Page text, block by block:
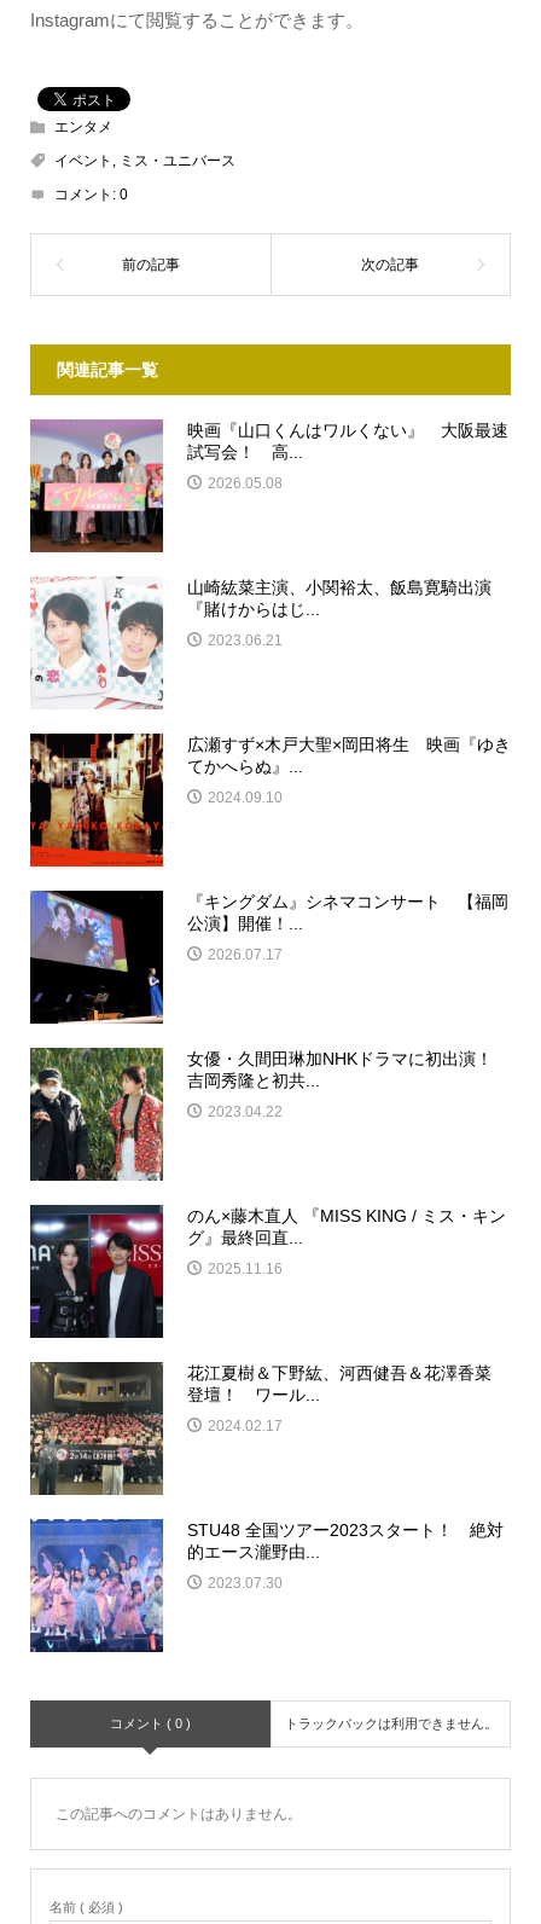
Instagramにて閲覧することができます。
エンタメ
イベント
ミス・ユニバース
コメント: 0
関連記事一覧
映画『山口くんはワルくない』 大阪最速
試写会！ 高...
2026.05.08
山崎紘菜主演、小関裕太、飯島寛騎出演
『賭けからはじ...
2023.06.21
広瀬すず×木戸大聖×岡田将生 映画『ゆき
てかへらぬ』...
2024.09.10
『キングダム』シネマコンサート 【福岡
公演】開催！...
2026.07.17
女優・久間田琳加NHKドラマに初出演！
吉岡秀隆と初共...
2023.04.22
のん×藤木直人 『MISS KING / ミス・キン
グ』最終回直...
2025.11.16
花江夏樹＆下野紘、河西健吾＆花澤香菜
登壇！ ワール...
2024.02.17
STU48 全国ツアー2023スタート！ 絶対
的エース瀧野由...
2023.07.30
コメント ( 0 ) トラックバックは利用できません。
この記事へのコメントはありません。
名前 ( 必須 )